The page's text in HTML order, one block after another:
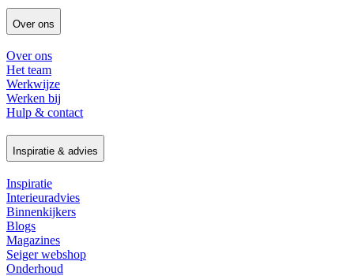
Over ons
Over ons
Het team
Werkwijze
Werken bij
Hulp & contact
Inspiratie & advies
Inspiratie
Interieuradvies
Binnenkijkers
Blogs
Magazines
Seiger webshop
Onderhoud